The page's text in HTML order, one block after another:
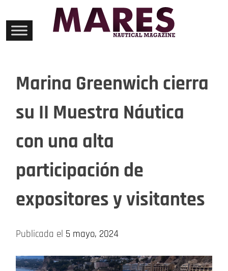
content
Marina Greenwich cierra
su II Muestra Náutica
con una alta
participación de
expositores y visitantes
Publicada el 5 mayo, 2024